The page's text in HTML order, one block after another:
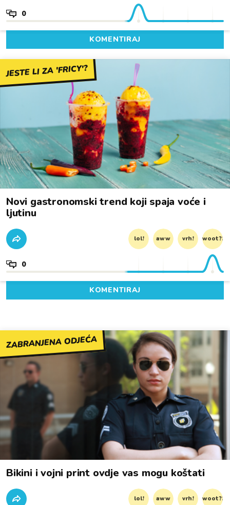
0
KOMENTIRAJ
JESTE LI ZA 'FRICY'?
Novi gastronomski trend koji spaja voće i
ljutinu
lol! aww vrh! woot?!
0
KOMENTIRAJ
ZABRANJENA ODJEĆA
Bikini i vojni print ovdje vas mogu koštati
lol! aww vrh! woot?!